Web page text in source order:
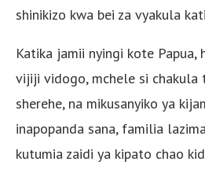
shinikizo kwa bei za vyakula
Katika jamii nyingi kote Papua,
vijiji vidogo, mchele si chakula
sherehe, na mikusanyiko ya
inapopanda sana, familia
kutumia zaidi ya kipato chao